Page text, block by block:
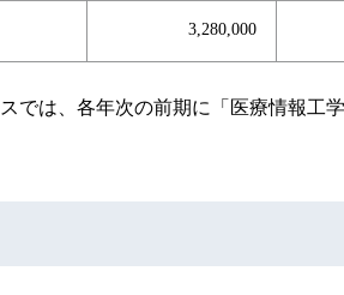
3,280,000
では、各年次の前期に「医療情報工